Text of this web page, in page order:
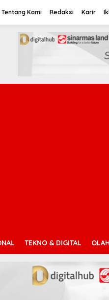
Tentang Kami Redaksi Karir
TEKNO & DIGITAL